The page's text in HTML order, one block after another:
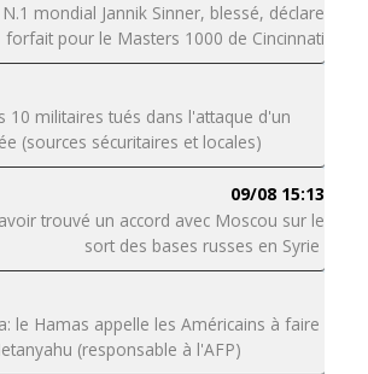
mondial Jannik Sinner, blessé, déclare
forfait pour le Masters 1000 de Cincinnati
10 militaires tués dans l'attaque d'un
(sources sécuritaires et locales)
09/08 15:13
trouvé un accord avec Moscou sur le
sort des bases russes en Syrie
le Hamas appelle les Américains à faire
(responsable à l'AFP)